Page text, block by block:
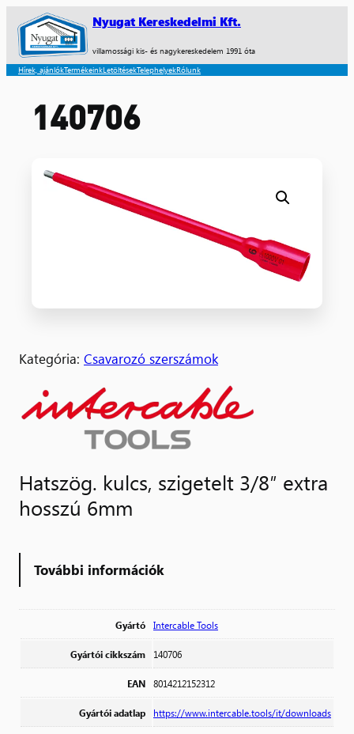
Nyugat Kereskedelmi Kft.
villamossági kis- és nagykereskedelem 1991 óta
Hírek, ajánlókTermékeinkLetöltésekTelephelyekRólunk
140706
Kategória: Csavarozó szerszámok
Hatszög. kulcs, szigetelt 3/8″ extra
hosszú 6mm
További információk
Gyártó Intercable Tools
Gyártói cikkszám 140706
EAN 8014212152312
Gyártói adatlap https://www.intercable.tools/it/downloads